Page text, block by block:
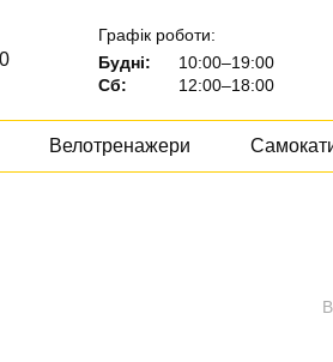
Графік роботи:
Будні:
10:00–19:00
Сб:
12:00–18:00
Велотренажери